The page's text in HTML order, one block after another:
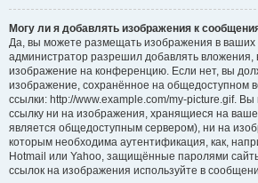
Могу ли я добавлять изображения к
Да, вы можете размещать изображения в
администратор разрешил добавлять вложения,
изображение на конференцию. Если нет, вы
изображение, сохранённое на общедоступном
ссылки: http://www.example.com/my-picture.gif.
ссылку ни на изображения, хранящиеся на
является общедоступным сервером), ни на
которым необходима аутентификация, как,
Hotmail или Yahoo, защищённые паролями
ссылок на изображения используйте в